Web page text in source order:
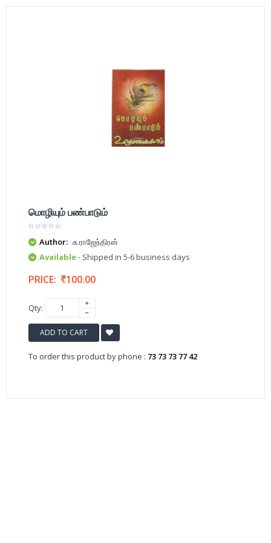
மொழியும் பண்பாடும்
Author: சு.ராஜேந்திரன்
Available- Shipped in 5-6 business days
PRICE: 100.00
Qty:
ADD TO CART
To order this product by phone : 73 73 73 77 42